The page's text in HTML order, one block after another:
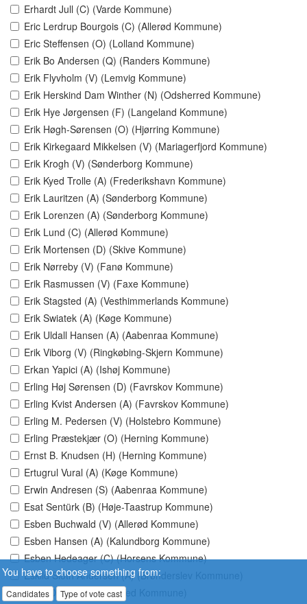
Erhardt Jull (C) (Varde Kommune)
Eric Lerdrup Bourgois (C) (Allerød Kommune)
Eric Steffensen (O) (Lolland Kommune)
Erik Bo Andersen (Q) (Randers Kommune)
Erik Flyvholm (V) (Lemvig Kommune)
Erik Herskind Dam Winther (N) (Odsherred Kommune)
Erik Hye Jørgensen (F) (Langeland Kommune)
Erik Høgh-Sørensen (O) (Hjørring Kommune)
Erik Kirkegaard Mikkelsen (V) (Mariagerfjord Kommune)
Erik Krogh (V) (Sønderborg Kommune)
Erik Kyed Trolle (A) (Frederikshavn Kommune)
Erik Lauritzen (A) (Sønderborg Kommune)
Erik Lorenzen (A) (Sønderborg Kommune)
Erik Lund (C) (Allerød Kommune)
Erik Mortensen (D) (Skive Kommune)
Erik Nørreby (V) (Fanø Kommune)
Erik Rasmussen (V) (Faxe Kommune)
Erik Stagsted (A) (Vesthimmerlands Kommune)
Erik Swiatek (A) (Køge Kommune)
Erik Uldall Hansen (A) (Aabenraa Kommune)
Erik Viborg (V) (Ringkøbing-Skjern Kommune)
Erkan Yapici (A) (Ishøj Kommune)
Erling Høj Sørensen (D) (Favrskov Kommune)
Erling Kvist Andersen (A) (Favrskov Kommune)
Erling M. Pedersen (V) (Holstebro Kommune)
Erling Præstekjær (O) (Herning Kommune)
Ernst B. Knudsen (H) (Herning Kommune)
Ertugrul Vural (A) (Køge Kommune)
Erwin Andresen (S) (Aabenraa Kommune)
Esat Sentürk (B) (Høje-Taastrup Kommune)
Esben Buchwald (V) (Allerød Kommune)
Esben Hansen (A) (Kalundborg Kommune)
Esben Hedeager (C) (Horsens Kommune)
Eskild Sloth Andersen (A) (Brønderslev Kommune)
Ester Due (K) (Hedensted Kommune)
You have to choose something from:
Candidates Type of vote cast